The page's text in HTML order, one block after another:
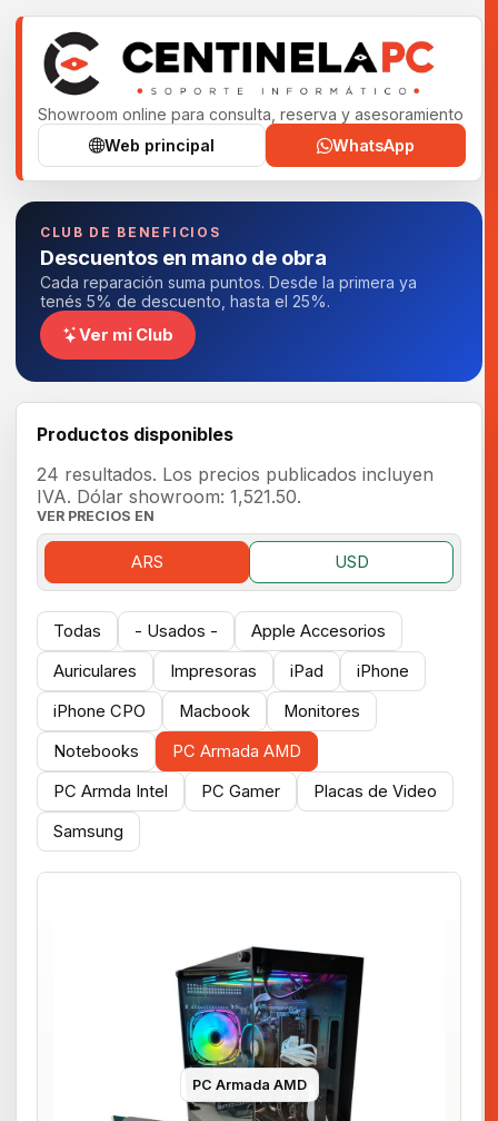
Showroom online para consulta, reserva y asesoramiento
Web principal
WhatsApp
CLUB DE BENEFICIOS
Descuentos en mano de obra
Cada reparación suma puntos. Desde la primera ya
tenés 5% de descuento, hasta el 25%.
Ver mi Club
Productos disponibles
24 resultados. Los precios publicados incluyen
IVA. Dólar showroom: 1,521.50.
VER PRECIOS EN
ARS USD
Todas - Usados -
Apple Accesorios
Auriculares
Impresoras iPad
iPhone
iPhone CPO
Macbook
Monitores
Notebooks
PC Armada AMD
PC Armda Intel
PC Gamer
Placas de Video
Samsung
PC Armada AMD